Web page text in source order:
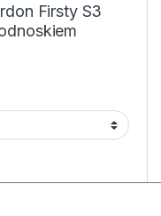
Firsty S3